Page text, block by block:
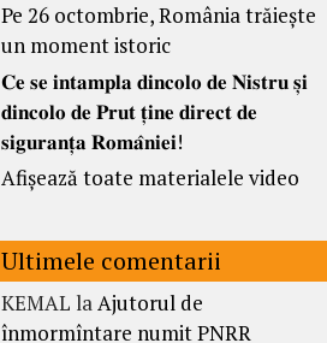
Pe 26 octombrie, România trăiește
un moment istoric
𝐂𝐞 𝐬𝐞 𝐢𝐧𝐭𝐚𝐦𝐩𝐥𝐚 𝐝𝐢𝐧𝐜𝐨𝐥𝐨 𝐝𝐞 𝐍𝐢𝐬𝐭𝐫𝐮 𝐬̦𝐢
𝐝𝐢𝐧𝐜𝐨𝐥𝐨 𝐝𝐞 𝐏𝐫𝐮𝐭 𝐭̦𝐢𝐧𝐞 𝐝𝐢𝐫𝐞𝐜𝐭 𝐝𝐞
𝐬𝐢𝐠𝐮𝐫𝐚𝐧𝐭̦𝐚 𝐑𝐨𝐦𝐚̂𝐧𝐢𝐞𝐢!
Afișează toate materialele video
Ultimele comentarii
KEMAL laAjutorul de
înmormîntare numit PNRR